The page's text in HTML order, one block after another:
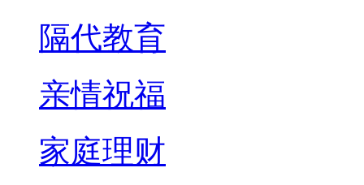
隔代教育
亲情祝福
家庭理财